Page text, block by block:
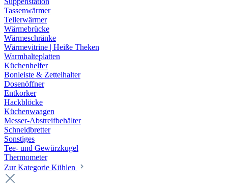
Tassenwärmer
Tellerwärmer
Wärmebrücke
Wärmeschränke
Wärmevitrine | Heiße Theken
Warmhalteplatten
Küchenhelfer
Bonleiste & Zettelhalter
Dosenöffner
Entkorker
Hackblöcke
Küchenwaagen
Messer-Abstreifbehälter
Schneidbretter
Sonstiges
Tee- und Gewürzkugel
Thermometer
Zur Kategorie Kühlen